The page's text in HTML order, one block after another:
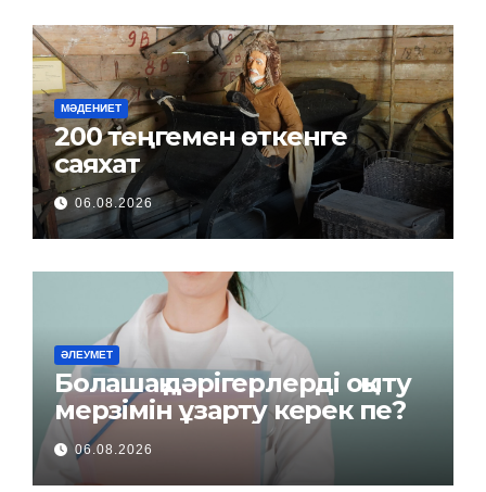
МӘДЕНИЕТ
200 теңгемен өткенге
саяхат
06.08.2026
ӘЛЕУМЕТ
Болашақ дәрігерлерді оқыту
мерзімін ұзарту керек пе?
06.08.2026